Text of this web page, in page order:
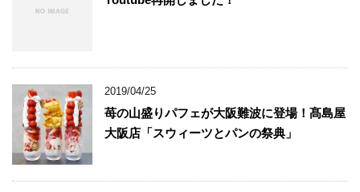
2019/04/25
苺の山盛りパフェが大阪難波に登場！髙島屋
大阪店「スウィーツとパンの祭典」